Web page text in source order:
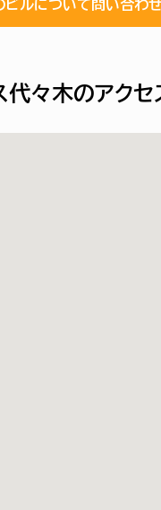
ビルについて問い合わ
代々木のアクセ